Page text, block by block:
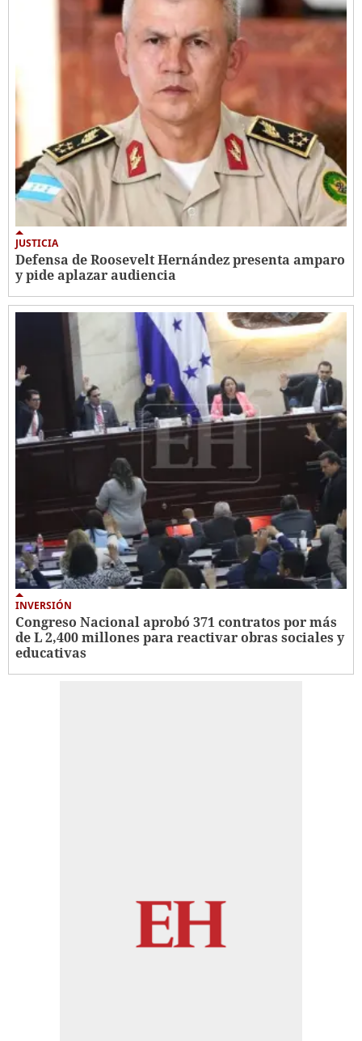
JUSTICIA
Defensa de Roosevelt Hernández presenta amparo
y pide aplazar audiencia
INVERSIÓN
Congreso Nacional aprobó 371 contratos por más
de L 2,400 millones para reactivar obras sociales y
educativas